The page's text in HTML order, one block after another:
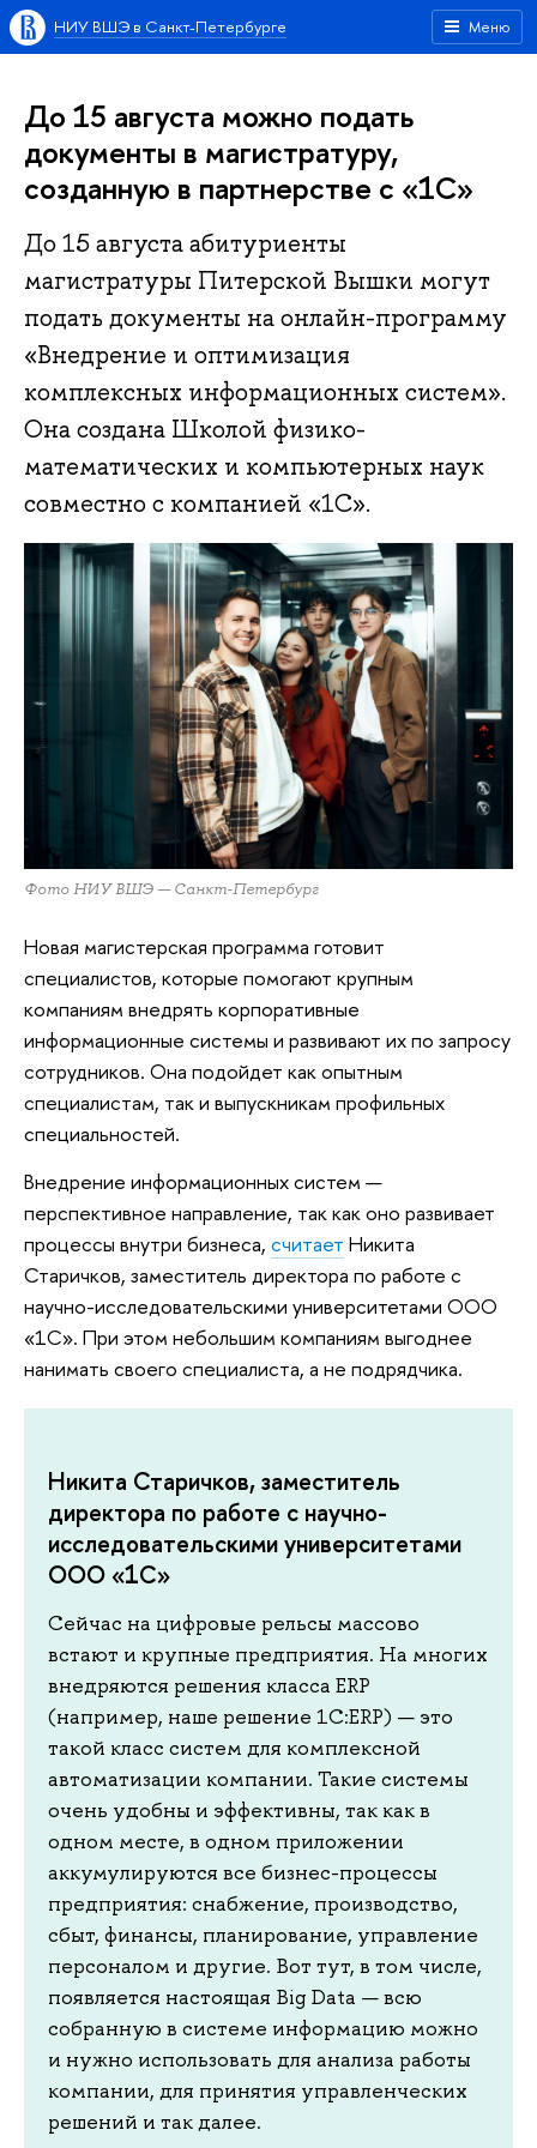
Меню
НИУ ВШЭ в Санкт-Петербурге
До 15 августа можно подать
документы в магистратуру,
созданную в партнерстве с «1С»
До 15 августа абитуриенты
магистратуры Питерской Вышки могут
подать документы на онлайн-программу
«Внедрение и оптимизация
комплексных информационных систем».
Она создана Школой физико-
математических и компьютерных наук
совместно с компанией «1С».
Фото НИУ ВШЭ — Санкт-Петербург
Новая магистерская программа готовит
специалистов, которые помогают крупным
компаниям внедрять корпоративные
информационные системы и развивают их по запросу
сотрудников. Она подойдет как опытным
специалистам, так и выпускникам профильных
специальностей.
Внедрение информационных систем —
перспективное направление, так как оно развивает
процессы внутри бизнеса, считает Никита
Старичков, заместитель директора по работе с
научно-исследовательскими университетами ООО
«1С». При этом небольшим компаниям выгоднее
нанимать своего специалиста, а не подрядчика.
Никита Старичков, заместитель
директора по работе с научно-
исследовательскими университетами
ООО «1С»
Сейчас на цифровые рельсы массово
встают и крупные предприятия. На многих
внедряются решения класса ERP
(например, наше решение 1C:ERP) — это
такой класс систем для комплексной
автоматизации компании. Такие системы
очень удобны и эффективны, так как в
одном месте, в одном приложении
аккумулируются все бизнес-процессы
предприятия: снабжение, производство,
сбыт, финансы, планирование, управление
персоналом и другие. Вот тут, в том числе,
появляется настоящая Big Data‎ — всю
собранную в системе информацию можно
и нужно использовать для анализа работы
компании, для принятия управленческих
решений и так далее.